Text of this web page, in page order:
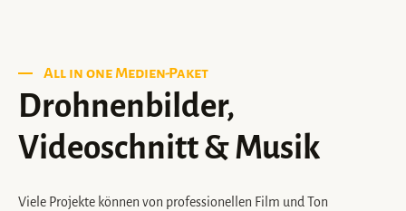
All in one Medien-Paket
Drohnenbilder,
Videoschnitt & Musik
Viele Projekte können von professionellen Film und Ton